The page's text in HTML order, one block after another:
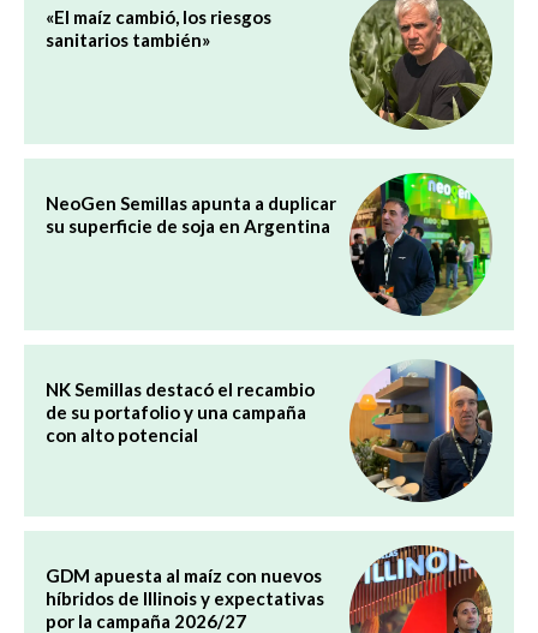
«El maíz cambió, los riesgos
sanitarios también»
NeoGen Semillas apunta a duplicar
su superficie de soja en Argentina
NK Semillas destacó el recambio
de su portafolio y una campaña
con alto potencial
GDM apuesta al maíz con nuevos
híbridos de Illinois y expectativas
por la campaña 2026/27